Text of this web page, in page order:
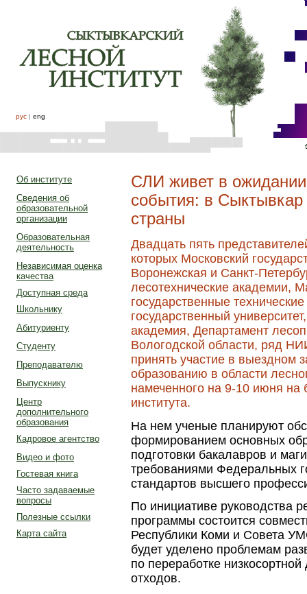
рус | eng
Об институте
Сведения об
образовательной
организации
Образовательная
деятельность
Независимая оценка
качества
Доступная среда
Школьнику
Абитуриенту
Студенту
Преподавателю
Выпускнику
Центр
дополнительного
образования
Кадровое агентство
Видео и фото
Гостевая книга
Часто задаваемые
вопросы
Полезные ссылки
Карта сайта
СЛИ живет в
события: в Сыктывкар
страны
Двадцать пять
которых Московский
Воронежская и Санкт-
лесотехнические академии,
государственные
государственный
академия, Департамент
Вологодской области, ряд
принять участие в выездном
образованию в области
намеченного на 9-10 июня на
института.
На нем ученые планируют
формированием основных
подготовки бакалавров и
требованиями Федеральных
стандартов высшего
По инициативе руководства
программы состоится
Республики Коми и Совета
будет уделено проблемам
по переработке
отходов.